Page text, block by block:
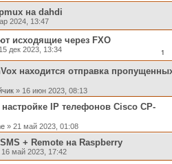
на dahdi
2024, 13:47
исходящие через FXO
15 дек 2023, 13:34 1
находится отправка
» 16 июн 2023, 08:13
IP телефонов Cisco CP-
» 21 май 2023, 01:08
+ Remote на Raspberry
16 май 2023, 17:42